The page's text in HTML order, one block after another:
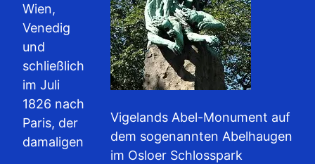
Vigelands Abel-Monument auf
dem sogenannten Abelhaugen
im Osloer Schlosspark
Wien,
Venedig
und
schließlich
im Juli
1826 nach
Paris, der
damaligen